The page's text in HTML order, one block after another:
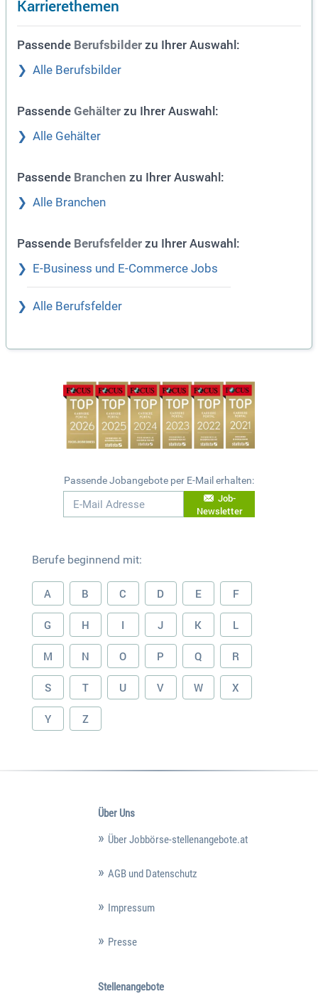
Karrierethemen
Passende Berufsbilder zu Ihrer Auswahl:
Alle Berufsbilder
Passende Gehälter zu Ihrer Auswahl:
Alle Gehälter
Passende Branchen zu Ihrer Auswahl:
Alle Branchen
Passende Berufsfelder zu Ihrer Auswahl:
E-Business und E-Commerce Jobs
Alle Berufsfelder
Passende Jobangebote per E-Mail erhalten:
Job-
Newsletter
Berufe beginnend mit:
A B C D E F
G H I J K L
M N O P Q R
S T U V W X
Y Z
Über Uns
Über Jobbörse-stellenangebote.at
AGB und Datenschutz
Impressum
Presse
Stellenangebote